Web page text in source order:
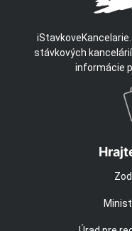
stávkových
informácie